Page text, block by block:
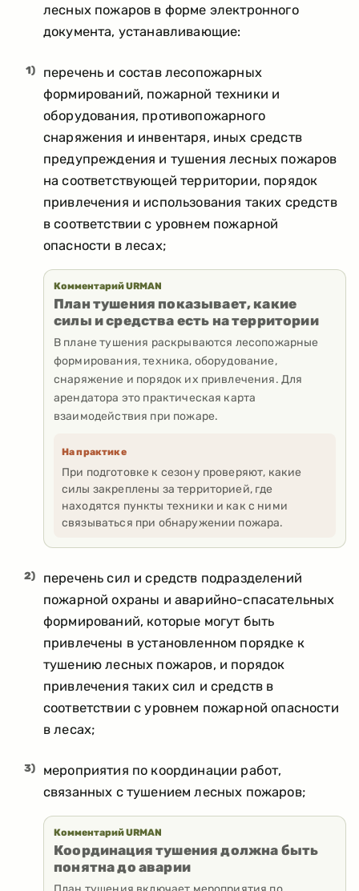
лесных пожаров в форме электронного
документа, устанавливающие:
1)
перечень и состав лесопожарных
формирований, пожарной техники и
оборудования, противопожарного
снаряжения и инвентаря, иных средств
предупреждения и тушения лесных пожаров
на соответствующей территории, порядок
привлечения и использования таких средств
в соответствии с уровнем пожарной
опасности в лесах;
Комментарий URMAN
План тушения показывает, какие
силы и средства есть на территории
В плане тушения раскрываются лесопожарные
формирования, техника, оборудование,
снаряжение и порядок их привлечения. Для
арендатора это практическая карта
взаимодействия при пожаре.
На практике
При подготовке к сезону проверяют, какие
силы закреплены за территорией, где
находятся пункты техники и как с ними
связываться при обнаружении пожара.
2)
перечень сил и средств подразделений
пожарной охраны и аварийно-спасательных
формирований, которые могут быть
привлечены в установленном порядке к
тушению лесных пожаров, и порядок
привлечения таких сил и средств в
соответствии с уровнем пожарной опасности
в лесах;
3)
мероприятия по координации работ,
связанных с тушением лесных пожаров;
Комментарий URMAN
Координация тушения должна быть
понятна до аварии